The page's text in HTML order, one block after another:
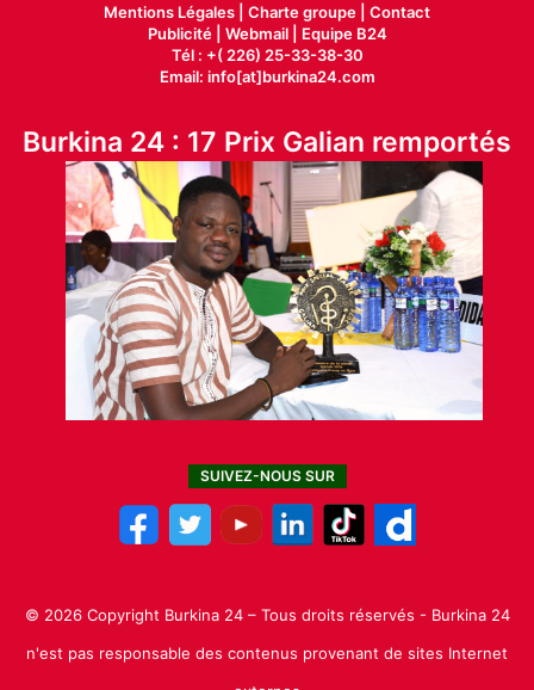
Mentions Légales | Charte groupe | Contact
Publicité| Webmail |
Equipe B24
Tél : +( 226) 25-33-38-30
Email: info[at]burkina24.com
Burkina 24 : 17 Prix Galian remportés
SUIVEZ-NOUS SUR
© 2026 Copyright Burkina 24 – Tous droits réservés - Burkina 24
n'est pas responsable des contenus provenant de sites Internet